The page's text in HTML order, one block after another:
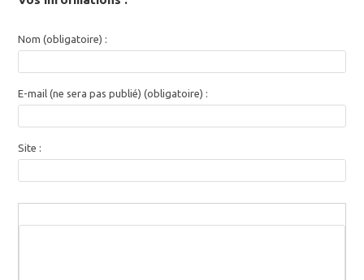
Nom (obligatoire) :
E-mail (ne sera pas publié) (obligatoire) :
Site :